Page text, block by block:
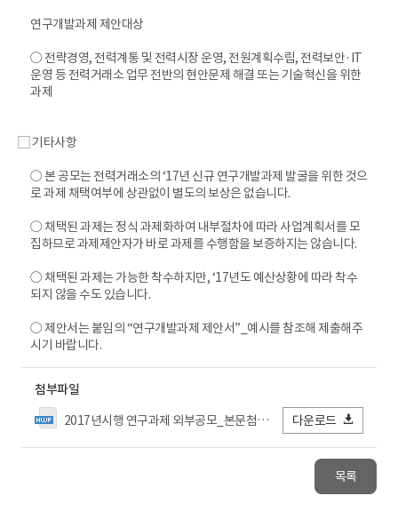
연구개발과제 제안대상
○ 전략경영, 전력계통 및 전력시장 운영, 전원계획수립, 전력보안·IT
운영 등 전력거래소 업무 전반의 현안문제 해결 또는 기술혁신을 위한
과제
⃞ 기타사항
○ 본 공모는 전력거래소의 ‘17년 신규 연구개발과제 발굴을 위한 것으
로 과제 채택여부에 상관없이 별도의 보상은 없습니다.
○ 채택된 과제는 정식 과제화하여 내부절차에 따라 사업계획서를 모
집하므로 과제제안자가 바로 과제를 수행함을 보증하지는 않습니다.
○ 채택된 과제는 가능한 착수하지만, ‘17년도 예산상황에 따라 착수
되지 않을 수도 있습니다.
○ 제안서는 붙임의 “연구개발과제 제안서”_예시를 참조해 제출해주
시기 바랍니다.
첨부파일
2017년시행 연구과제 외부공모_본문첨부_160616.hwp
다운로드
목록